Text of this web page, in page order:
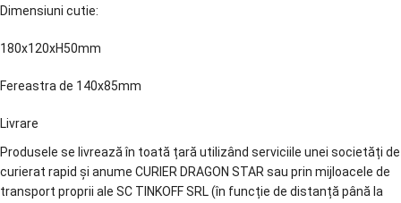
Dimensiuni cutie:
180x120xH50mm
Fereastra de 140x85mm
Livrare
Produsele se livrează în toată țară utilizând serviciile unei societăți de
curierat rapid și anume CURIER DRAGON STAR sau prin mijloacele de
transport proprii ale SC TINKOFF SRL (în funcție de distanță până la